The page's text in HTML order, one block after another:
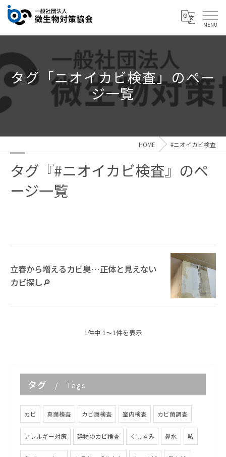
タグ「ニオイカビ検査」のペー
ジ一覧
HOME #ニオイカビ検査
タグ『#ニオイカビ検査』のペ
ージ一覧
立春から増えるカビ臭…正体と見えない
カビ探し🔎
1件中 1～1件を表示
タグ Tags
カビ 真菌検査 カビ菌検査 室内検査 カビ菌調査
アレルギー対策 建物のカビ検査 くしゃみ 鼻水 咳